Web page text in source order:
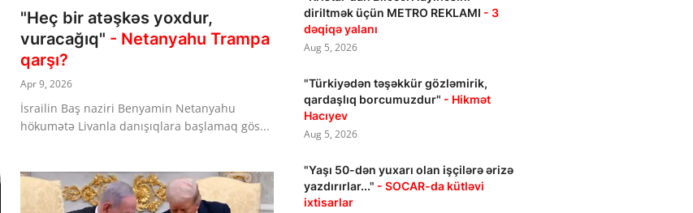
"Heç bir atəşkəs yoxdur,
vuracağıq" - Netanyahu Trampa
qarşı?
Apr 9, 2026
İsrailin Baş naziri Benyamin Netanyahu
hökumətə Livanla danışıqlara başlamaq gös...
diriltmək üçün METRO REKLAMI - 3
dəqiqə yalanı
Aug 5, 2026
"Türkiyədən təşəkkür gözləmirik,
qardaşlıq borcumuzdur" - Hikmət
Hacıyev
Aug 5, 2026
"Yaşı 50-dən yuxarı olan işçilərə ərizə
yazdırırlar..." - SOCAR-da kütləvi
ixtisarlar